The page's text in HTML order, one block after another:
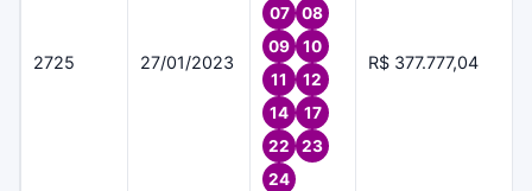
2725 27/01/2023
07
08
09
10
11
12
14
17
22
23
24
R$ 377.777,04